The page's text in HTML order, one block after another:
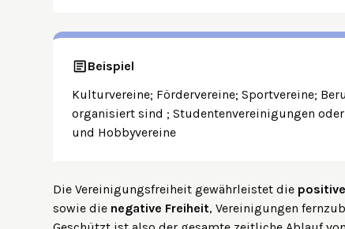
Beispiel
Kulturvereine; Fördervereine; Sportvereine;
organisiert sind ; Studentenvereinigungen
und Hobbyvereine
Die Vereinigungsfreiheit gewährleistet die
sowie die negative Freiheit, Vereinigungen